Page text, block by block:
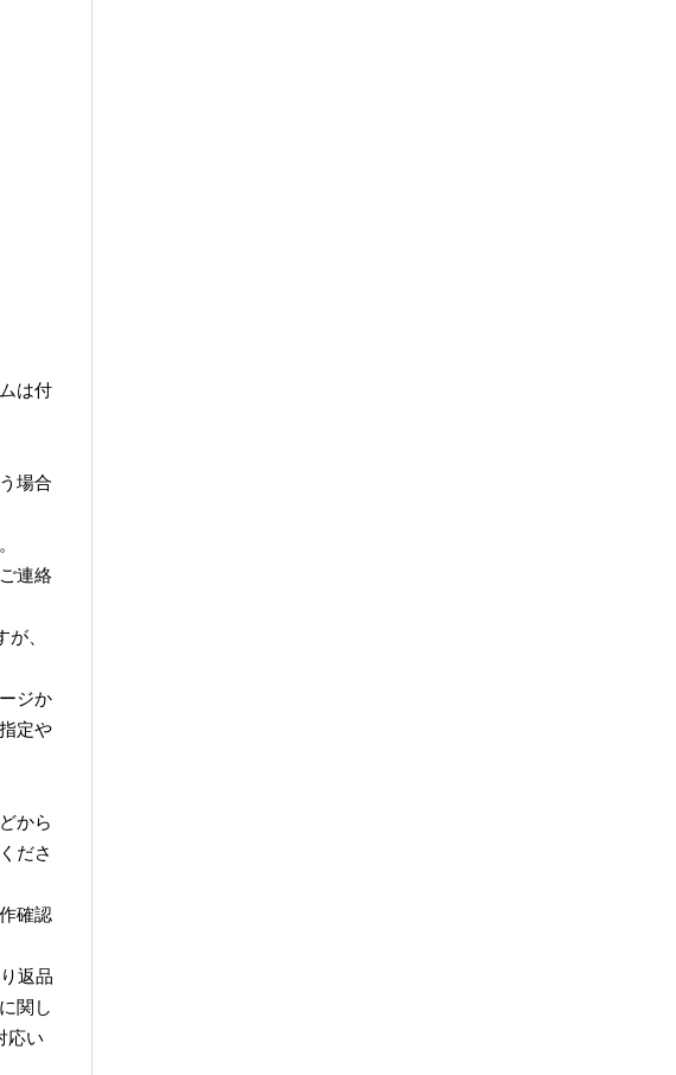
は付
場合
連絡
、
ジか
定や
から
ださ
確認
返品
関し
応い